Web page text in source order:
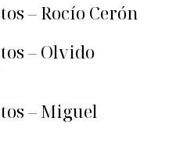
– Rocío Cerón
– Olvido
– Miguel